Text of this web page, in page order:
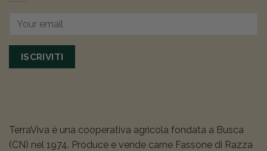
ISCRIVITI
TerraViva è una cooperativa agricola fondata a Busca
(CN) nel 1974. Produce e vende carne Fassone di Razza